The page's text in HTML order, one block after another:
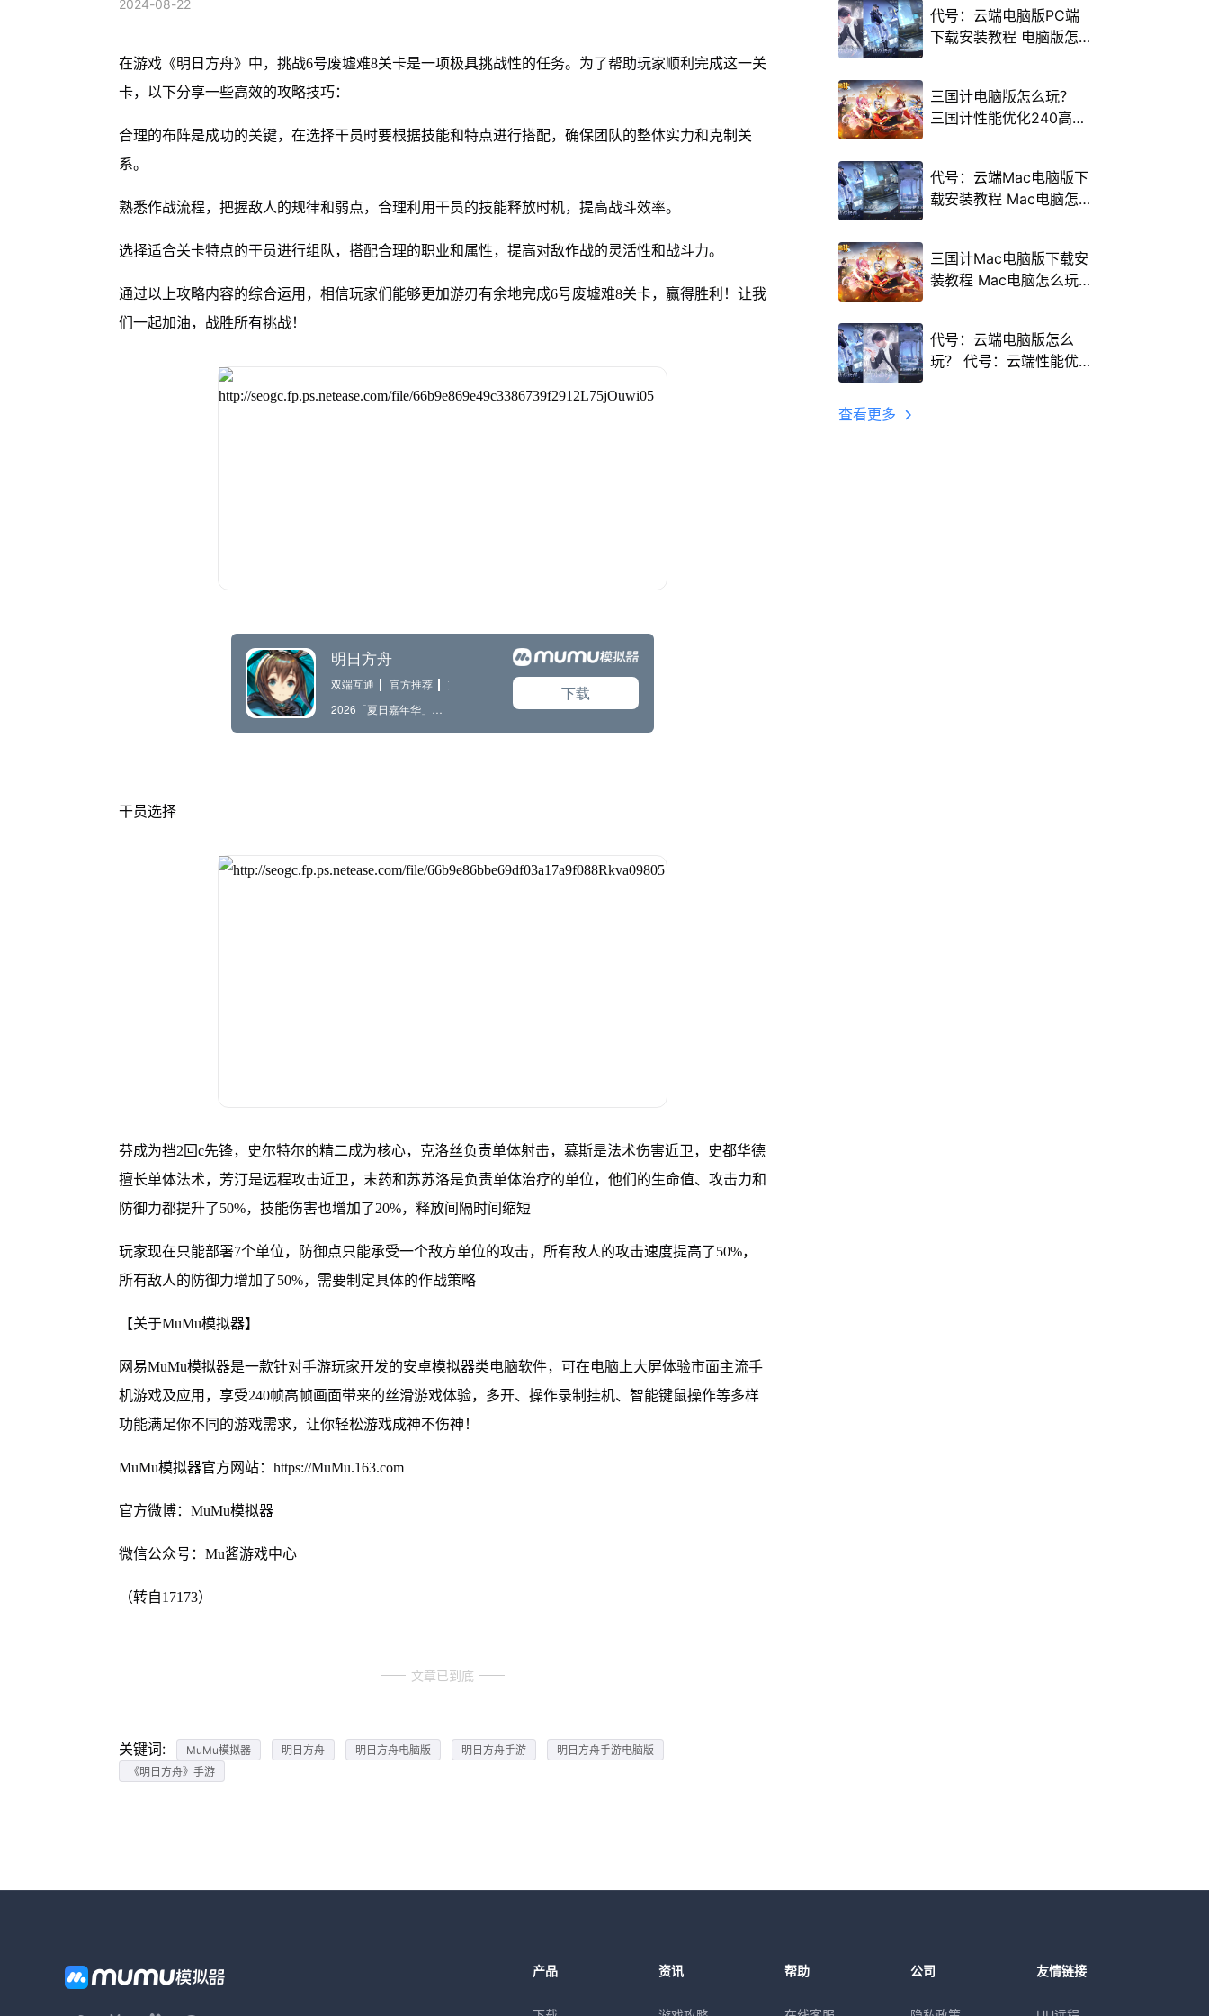
2024-08-22
在游戏《明日方舟》中，挑战6号废墟难8关卡是一项极具挑战性的任务。为了帮助玩家顺利完成这一关
卡，以下分享一些高效的攻略技巧：
合理的布阵是成功的关键，在选择干员时要根据技能和特点进行搭配，确保团队的整体实力和克制关
系。
熟悉作战流程，把握敌人的规律和弱点，合理利用干员的技能释放时机，提高战斗效率。
选择适合关卡特点的干员进行组队，搭配合理的职业和属性，提高对敌作战的灵活性和战斗力。
通过以上攻略内容的综合运用，相信玩家们能够更加游刃有余地完成6号废墟难8关卡，赢得胜利！让我
们一起加油，战胜所有挑战！
干员选择
芬成为挡2回c先锋，史尔特尔的精二成为核心，克洛丝负责单体射击，慕斯是法术伤害近卫，史都华德
擅长单体法术，芳汀是远程攻击近卫，末药和苏苏洛是负责单体治疗的单位，他们的生命值、攻击力和
防御力都提升了50%，技能伤害也增加了20%，释放间隔时间缩短
玩家现在只能部署7个单位，防御点只能承受一个敌方单位的攻击，所有敌人的攻击速度提高了50%，
所有敌人的防御力增加了50%，需要制定具体的作战策略
【关于MuMu模拟器】
网易MuMu模拟器是一款针对手游玩家开发的安卓模拟器类电脑软件，可在电脑上大屏体验市面主流手
机游戏及应用，享受240帧高帧画面带来的丝滑游戏体验，多开、操作录制挂机、智能键鼠操作等多样
功能满足你不同的游戏需求，让你轻松游戏成神不伤神！
MuMu模拟器官方网站：https://MuMu.163.com
官方微博：MuMu模拟器
微信公众号：Mu酱游戏中心
（转自17173）
文章已到底
关键词: MuMu模拟器 明日方舟 明日方舟电脑版 明日方舟手游
明日方舟手游电脑版
《明日方舟》手游
代号：云端电脑版PC端
下载安装教程 电脑版怎
三国计电脑版怎么玩？
三国计性能优化240高帧
代号：云端Mac电脑版下
载安装教程 Mac电脑怎
三国计Mac电脑版下载安
装教程 Mac电脑怎么玩
代号：云端电脑版怎么
玩？ 代号：云端性能优
查看更多
产品 资讯 帮助 公司 友情链接